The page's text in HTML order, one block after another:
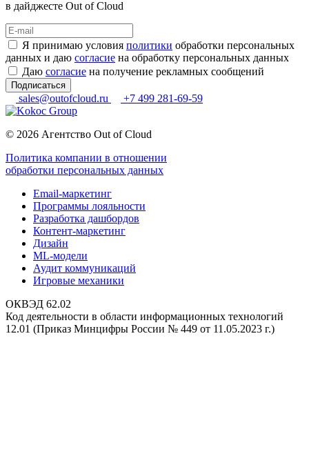
в дайджесте Out of Cloud
Я принимаю условия политики обработки персональных
данных и даю согласие на обработку персональных данных
Даю согласие на получение рекламных сообщений
Подписаться
sales@outofcloud.ru +7 499 281-69-59
© 2026 Агентство Out of Cloud
Политика компании в отношении
обработки персональных данных
Email-маркетинг
Программы лояльности
Разработка дашбордов
Контент-маркетинг
Дизайн
ML-модели
Аудит коммуникаций
Игровые механики
ОКВЭД 62.02
Код деятельности в области информационных технологий
12.01 (Приказ Минцифры России № 449 от 11.05.2023 г.)